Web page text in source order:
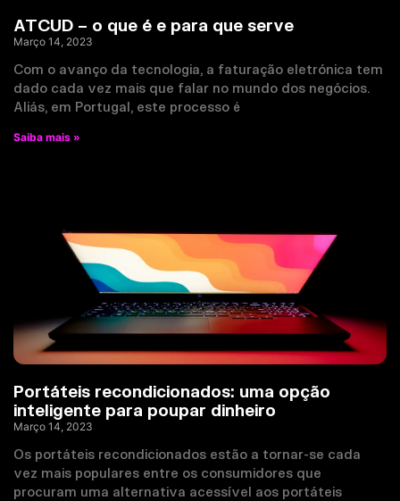
ATCUD – o que é e para que serve
Março 14, 2023
Com o avanço da tecnologia, a faturação eletrónica tem
dado cada vez mais que falar no mundo dos negócios.
Aliás, em Portugal, este processo é
Saiba mais »
Portáteis recondicionados: uma opção
inteligente para poupar dinheiro
Março 14, 2023
Os portáteis recondicionados estão a tornar-se cada
vez mais populares entre os consumidores que
procuram uma alternativa acessível aos portáteis